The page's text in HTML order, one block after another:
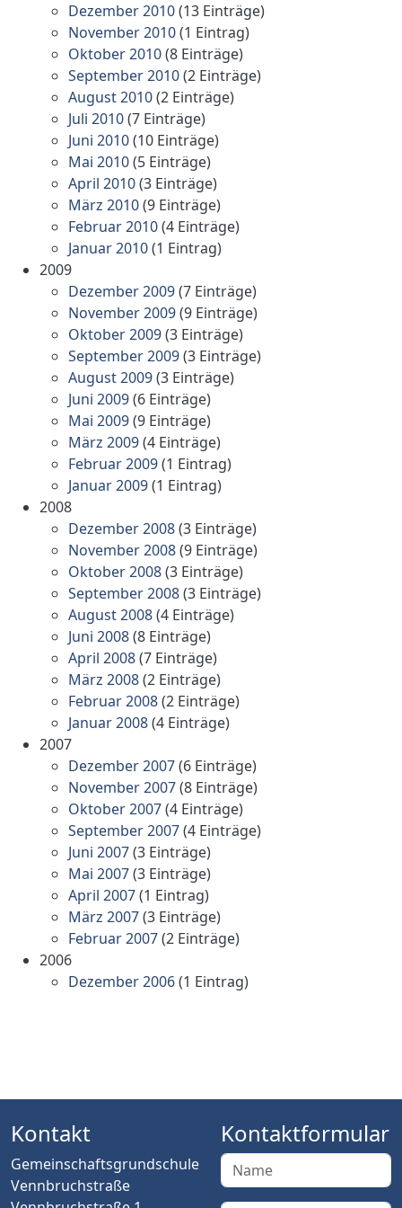
Dezember 2010(13 Einträge)
November 2010(1 Eintrag)
Oktober 2010(8 Einträge)
September 2010(2 Einträge)
August 2010(2 Einträge)
Juli 2010(7 Einträge)
Juni 2010(10 Einträge)
Mai 2010(5 Einträge)
April 2010(3 Einträge)
März 2010(9 Einträge)
Februar 2010(4 Einträge)
Januar 2010(1 Eintrag)
2009
Dezember 2009(7 Einträge)
November 2009(9 Einträge)
Oktober 2009(3 Einträge)
September 2009(3 Einträge)
August 2009(3 Einträge)
Juni 2009(6 Einträge)
Mai 2009(9 Einträge)
März 2009(4 Einträge)
Februar 2009(1 Eintrag)
Januar 2009(1 Eintrag)
2008
Dezember 2008(3 Einträge)
November 2008(9 Einträge)
Oktober 2008(3 Einträge)
September 2008(3 Einträge)
August 2008(4 Einträge)
Juni 2008(8 Einträge)
April 2008(7 Einträge)
März 2008(2 Einträge)
Februar 2008(2 Einträge)
Januar 2008(4 Einträge)
2007
Dezember 2007(6 Einträge)
November 2007(8 Einträge)
Oktober 2007(4 Einträge)
September 2007(4 Einträge)
Juni 2007(3 Einträge)
Mai 2007(3 Einträge)
April 2007(1 Eintrag)
März 2007(3 Einträge)
Februar 2007(2 Einträge)
2006
Dezember 2006(1 Eintrag)
Kontakt
Gemeinschaftsgrundschule
Vennbruchstraße
Kontaktformular